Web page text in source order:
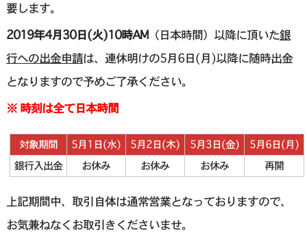
要します。
2019年4月30日(火)10時AM（日本時間）以降に頂いた銀
行への出金申請は、連休明けの5月6日(月)以降に随時出金
となりますので予めご了承ください。
※ 時刻は全て日本時間
対象期間 5月1日(水) 5月2日(木) 5月3日(金)
5月6日(月)
銀行入出金
お休み お休み お休み 再開
上記期間中、取引自体は通常営業となっておりますので、
お気兼ねなくお取引きくださいませ。